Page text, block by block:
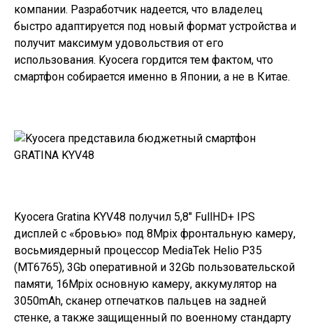
компании. Разработчик надеется, что владелец
быстро адаптируется под новый формат устройства и
получит максимум удовольствия от его
использования. Kyocera гордится тем фактом, что
смартфон собирается именно в Японии, а не в Китае.
Kyocera Gratina KYV48 получил 5,8″ FullHD+ IPS
дисплей с «бровью» под 8Mpix фронтальную камеру,
восьмиядерный процессор MediaTek Helio P35
(MT6765), 3Gb оперативной и 32Gb пользовательской
памяти, 16Mpix основную камеру, аккумулятор на
3050mAh, сканер отпечатков пальцев на задней
стенке, а также защищенный по военному стандарту